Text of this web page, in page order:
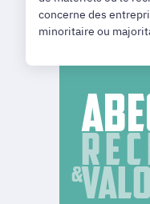
concerne des
minoritaire ou